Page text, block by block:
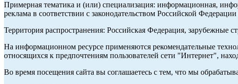
Примерная тематика и (или) специализация: информационная,
реклама в соответствии с законодательством Российской
Территория распространения: Российская Федерация, зарубежные
На информационном ресурсе применяются рекомендательные
относящихся к предпочтениям пользователей сети "Интернет",
Во время посещения сайта вы соглашаетесь с тем, что мы